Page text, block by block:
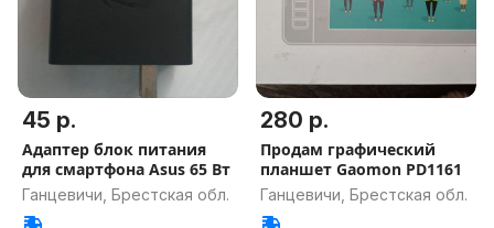
45 р.
Адаптер блок питания
для смартфона Asus 65 Вт
Ганцевичи, Брестская обл.
280 р.
Продам графический
планшет Gaomon PD1161
Ганцевичи, Брестская обл.